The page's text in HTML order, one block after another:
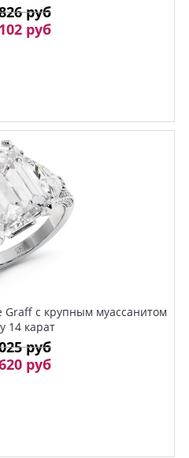
руб
руб
Graff с крупным муассанитом
14 карат
руб
руб